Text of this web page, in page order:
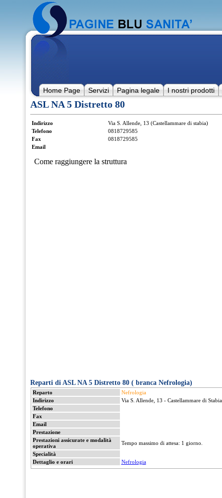
Home Page Servizi Pagina legale I nostri prodotti
ASL NA 5 Distretto 80
Indirizzo
Via S. Allende, 13 (Castellammare di stabia)
Telefono
0818729585
Fax
0818729585
Email
Reparti di ASL NA 5 Distretto 80 ( branca Nefrologia)
Reparto
Nefrologia
Indirizzo
Via S. Allende, 13 - Castellammare di Stabia
Telefono
Fax
Email
Prestazione
Prestazioni assicurate e modalità
operativa
Tempo massimo di attesa: 1 giorno.
Specialità
Dettaglio e orari
Nefrologia